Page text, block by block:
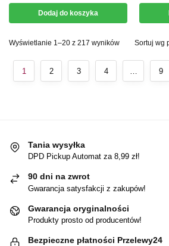
Dodaj do koszyka
Wyświetlanie 1–20 z 217 wyników
1 2 3 4 … 9
Tania wysyłka
DPD Pickup Automat za 8,99 zł!
90 dni na zwrot
Gwarancja satysfakcji z zakupów!
Gwarancja oryginalności
Produkty prosto od producentów!
Bezpieczne płatności Przelewy24